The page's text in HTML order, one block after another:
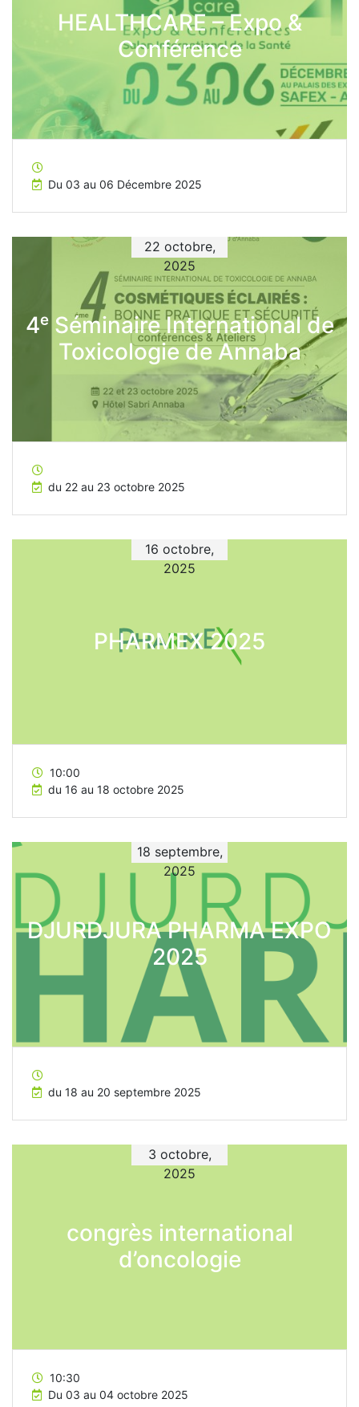
HEALTHCARE – Expo &
Conférence
Du 03 au 06 Décembre 2025
22 octobre,
2025
4ᵉ Séminaire International de
Toxicologie de Annaba
du 22 au 23 octobre 2025
16 octobre,
2025
PHARMEX 2025
10:00
du 16 au 18 octobre 2025
18 septembre,
2025
DJURDJURA PHARMA EXPO
2025
du 18 au 20 septembre 2025
3 octobre,
2025
congrès international
d’oncologie
10:30
Du 03 au 04 octobre 2025